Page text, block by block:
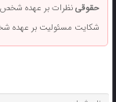
حقوقینظرات بر عهده شخص
شکایت مسئولیت بر عهده